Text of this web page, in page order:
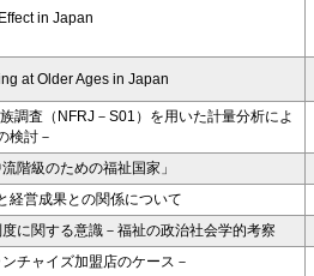
in Japan
at Older Ages in Japan
調査（NFRJ－S01）を用いた計量分析によ
検討－
階級のための福祉国家」
経営成果との関係について
に関する意識－福祉の政治社会学的考察
チャイズ加盟店のケース－